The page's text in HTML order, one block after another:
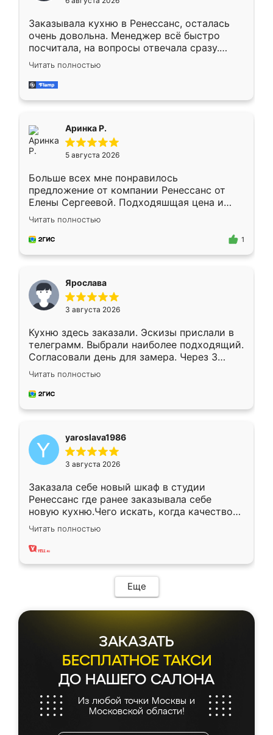
мебели буду заказывать только здесь.
Заказывала кухню в Ренессанс, осталась
очень довольна. Менеджер всё быстро
посчитала, на вопросы отвечала сразу.
Замерщик приехал в субботу, подошёл к
делу со всей ответственностью. Собрали
за день, ребята работали аккуратно, даже
Читать полностью
Аринка Р.
5 августа 2026
Больше всех мне понравилось
предложение от компании Ренессанс от
Елены Сергеевой. Подходяшщая цена и
короткие сроки изготовления. Приехавший
для замера сотрудник Владислав
предложил по моему эскизу самый
Читать полностью
1
Ярослава
3 августа 2026
Кухню здесь заказали. Эскизы прислали в
телеграмм. Выбрали наиболее подходящий.
Согласовали день для замера. Через 3
недели кухня была уже готова. Остались
довольны работой. Спасибо Ренессанс
мебель за качественную работу!
Читать полностью
yaroslava1986
3 августа 2026
Заказала себе новый шкаф в студии
Ренессанс где ранее заказывала себе
новую кухню.Чего искать, когда качеством
вполне довольна. Служит кухня уже почти
два года, нареканий нет.
Читать полностью
Еще
ЗАКАЗАТЬ
БЕСПЛАТНОЕ ТАКСИ
ДО НАШЕГО САЛОНА
Из любой точки Москвы и
Московской области!